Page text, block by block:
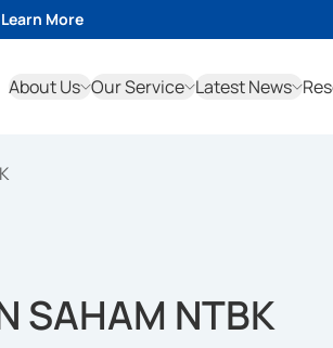
Learn More
About Us Our Service Latest News
SAHAM NTBK